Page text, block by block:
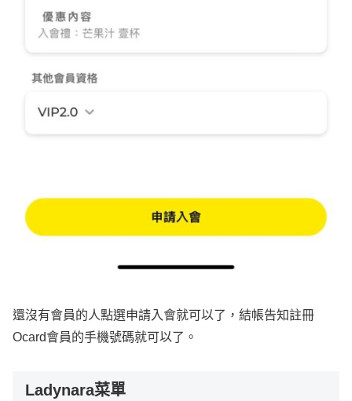
還沒有會員的人點選申請入會就可以了，結帳告知註冊
Ocard會員的手機號碼就可以了。
Ladynara菜單